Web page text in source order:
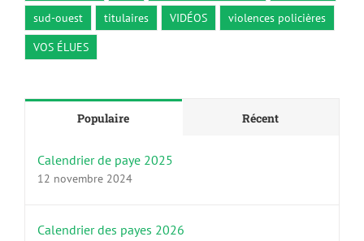
sud-ouest
titulaires VIDÉOS
violences policières
VOS ÉLUES
Populaire Récent
Calendrier de paye 2025
12 novembre 2024
Calendrier des payes 2026